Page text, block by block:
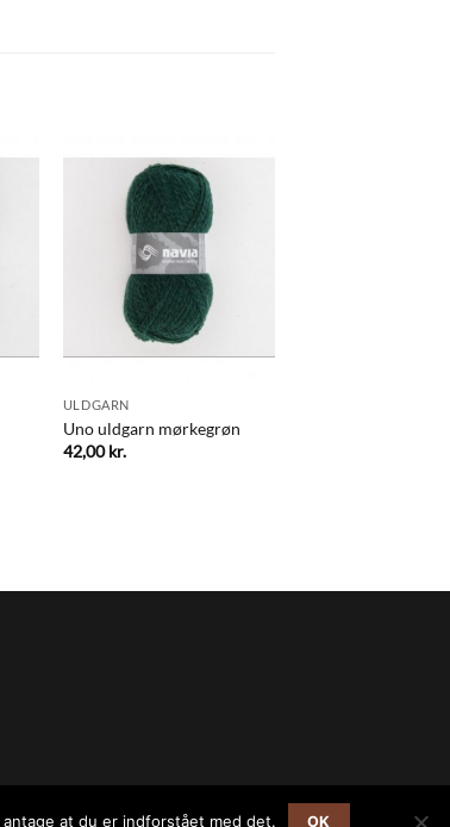
ULDGARN
Uno uldgarn mørkegrøn
42,00kr.
at du er indforstået med det. OK